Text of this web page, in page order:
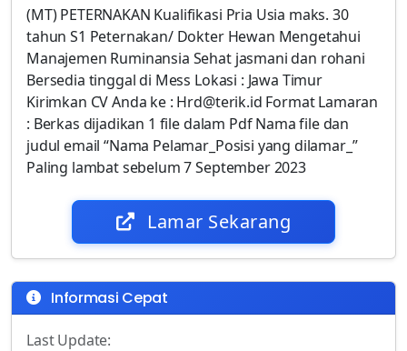
(MT) PETERNAKAN Kualifikasi Pria Usia maks. 30
tahun S1 Peternakan/ Dokter Hewan Mengetahui
Manajemen Ruminansia Sehat jasmani dan rohani
Bersedia tinggal di Mess Lokasi : Jawa Timur
Kirimkan CV Anda ke : Hrd@terik.id Format Lamaran
: Berkas dijadikan 1 file dalam Pdf Nama file dan
judul email “Nama Pelamar_Posisi yang dilamar_”
Paling lambat sebelum 7 September 2023
Lamar Sekarang
Informasi Cepat
Last Update: